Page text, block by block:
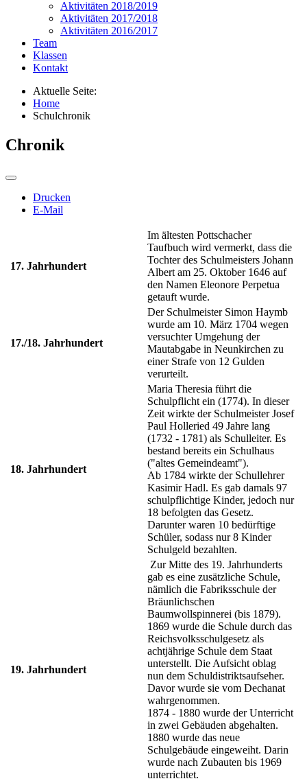
Aktivitäten 2018/2019
Aktivitäten 2017/2018
Aktivitäten 2016/2017
Team
Klassen
Kontakt
Aktuelle Seite:
Home
Schulchronik
Chronik
Drucken
E-Mail
17. Jahrhundert
Im ältesten Pottschacher
Taufbuch wird vermerkt, dass die
Tochter des Schulmeisters Johann
Albert am 25. Oktober 1646 auf
den Namen Eleonore Perpetua
getauft wurde.
17./18. Jahrhundert
Der Schulmeister Simon Haymb
wurde am 10. März 1704 wegen
versuchter Umgehung der
Mautabgabe in Neunkirchen zu
einer Strafe von 12 Gulden
verurteilt.
18. Jahrhundert
Maria Theresia führt die
Schulpflicht ein (1774). In dieser
Zeit wirkte der Schulmeister Josef
Paul Holleried 49 Jahre lang
(1732 - 1781) als Schulleiter. Es
bestand bereits ein Schulhaus
("altes Gemeindeamt").
Ab 1784 wirkte der Schullehrer
Kasimir Hadl. Es gab damals 97
schulpflichtige Kinder, jedoch nur
18 befolgten das Gesetz.
Darunter waren 10 bedürftige
Schüler, sodass nur 8 Kinder
Schulgeld bezahlten.
19. Jahrhundert
Zur Mitte des 19. Jahrhunderts
gab es eine zusätzliche Schule,
nämlich die Fabriksschule der
Bräunlichschen
Baumwollspinnerei (bis 1879).
1869 wurde die Schule durch das
Reichsvolksschulgesetz als
achtjährige Schule dem Staat
unterstellt. Die Aufsicht oblag
nun dem Schuldistriktsaufseher.
Davor wurde sie vom Dechanat
wahrgenommen.
1874 - 1880 wurde der Unterricht
in zwei Gebäuden abgehalten.
1880 wurde das neue
Schulgebäude eingeweiht. Darin
wurde nach Zubauten bis 1969
unterrichtet.